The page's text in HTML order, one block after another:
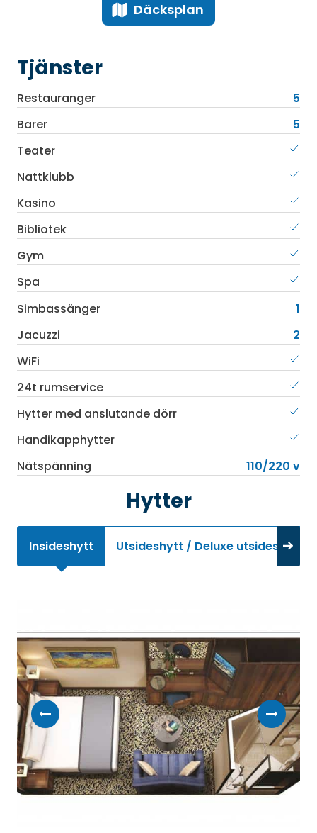
Däcksplan
Tjänster
Restauranger
5
Barer
5
Teater
Nattklubb
Kasino
Bibliotek
Gym
Spa
Simbassänger
1
Jacuzzi
2
WiFi
24t rumservice
Hytter med anslutande dörr
Handikapphytter
Nätspänning
110/220 v
Hytter
Insideshytt Utsideshytt / Deluxe utsideshytt